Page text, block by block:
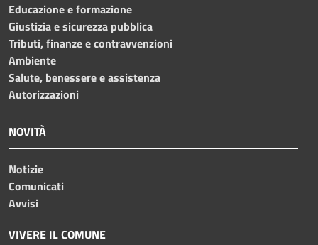
Educazione e formazione
Giustizia e sicurezza pubblica
Tributi, finanze e contravvenzioni
Ambiente
Salute, benessere e assistenza
Autorizzazioni
NOVITÀ
Notizie
Comunicati
Avvisi
VIVERE IL COMUNE